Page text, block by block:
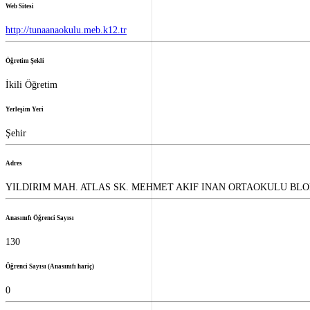
Web Sitesi
http://tunaanaokulu.meb.k12.tr
Öğretim Şekli
İkili Öğretim
Yerleşim Yeri
Şehir
Adres
YILDIRIM MAH. ATLAS SK. MEHMET AKIF INAN ORTAOKULU
Anasınıfı Öğrenci Sayısı
130
Öğrenci Sayısı (Anasınıfı hariç)
0